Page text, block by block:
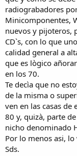
radiograbadores
Minicomponentes,
nuevos y pijoteros,
CD`s, con lo que
calidad general a
que es lògico
en los 70.
Te decìa que no
de la misma o
ven en las casas de
80 y, quizà, parte
nicho denominado
Por lo menos asi, lo
Sds.